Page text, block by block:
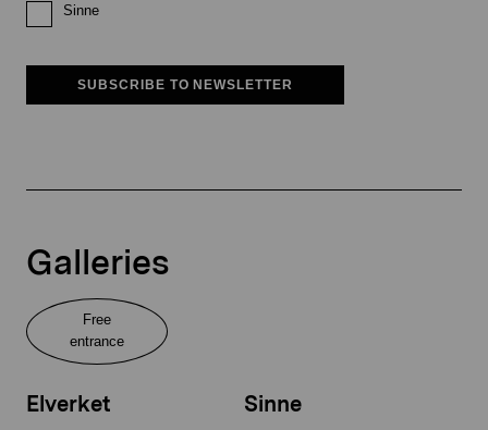
Sinne
SUBSCRIBE TO NEWSLETTER
Galleries
Free
entrance
Elverket Sinne